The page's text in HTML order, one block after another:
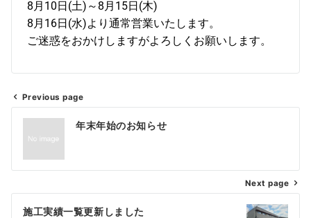
8月10日(土)～8月15日(木)
8月16日(水)より通常営業いたします。
ご迷惑をおかけしますがよろしくお願いします。
Previous page
年末年始のお知らせ
Next page
施工実績一覧更新しました